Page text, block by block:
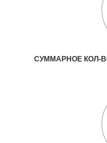
СУММАРНОЕ КОЛ-